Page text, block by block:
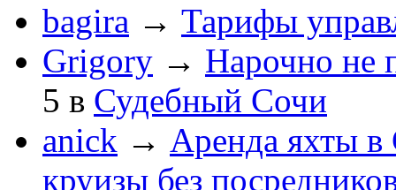
bagira → Тарифы
Grigory → Нарочно не
5 в Судебный Сочи
anick → Аренда яхты в
круизы без